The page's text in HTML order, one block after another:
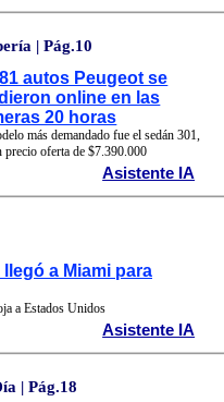
| Pág.10
81 autos Peugeot se
online en las
20 horas
más demandado fue el sedán 301,
precio oferta de $7.390.000
Asistente IA
a Miami para
a Estados Unidos
Asistente IA
| Pág.18